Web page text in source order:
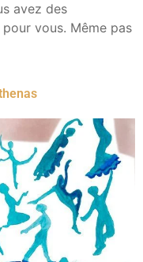
avez des
vous. Même pas